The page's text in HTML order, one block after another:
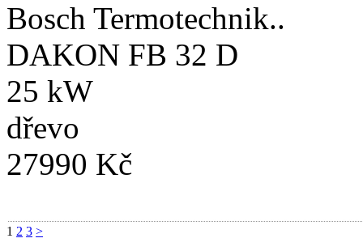
Bosch Termotechnik..
DAKON FB 32 D
25 kW
dřevo
27990 Kč
1 2 3 >